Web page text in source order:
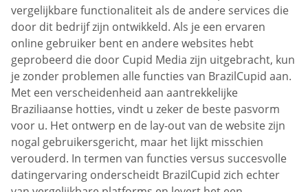
vergelijkbare functionaliteit als de andere services die
door dit bedrijf zijn ontwikkeld. Als je een ervaren
online gebruiker bent en andere websites hebt
geprobeerd die door Cupid Media zijn uitgebracht, kun
je zonder problemen alle functies van BrazilCupid aan.
Met een verscheidenheid aan aantrekkelijke
Braziliaanse hotties, vindt u zeker de beste pasvorm
voor u. Het ontwerp en de lay-out van de website zijn
nogal gebruikersgericht, maar het lijkt misschien
verouderd. In termen van functies versus succesvolle
datingervaring onderscheidt BrazilCupid zich echter